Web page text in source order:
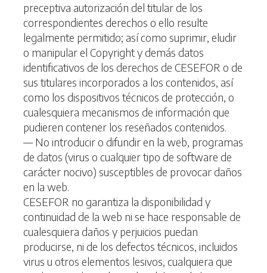
preceptiva autorización del titular de los
correspondientes derechos o ello resulte
legalmente permitido; así como suprimir, eludir
o manipular el Copyright y demás datos
identificativos de los derechos de CESEFOR o de
sus titulares incorporados a los contenidos, así
como los dispositivos técnicos de protección, o
cualesquiera mecanismos de información que
pudieren contener los reseñados contenidos.
— No introducir o difundir en la web, programas
de datos (virus o cualquier tipo de software de
carácter nocivo) susceptibles de provocar daños
en la web.
CESEFOR no garantiza la disponibilidad y
continuidad de la web ni se hace responsable de
cualesquiera daños y perjuicios puedan
producirse, ni de los defectos técnicos, incluidos
virus u otros elementos lesivos, cualquiera que